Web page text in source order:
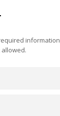
allowed.